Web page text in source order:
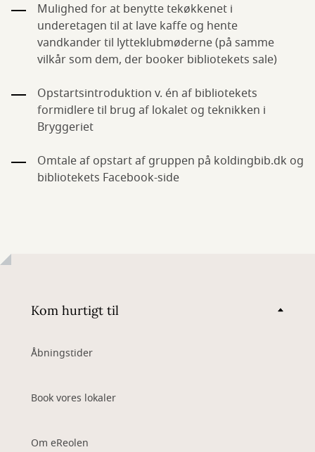
Mulighed for at benytte tekøkkenet i
underetagen til at lave kaffe og hente
vandkander til lytteklubmøderne (på samme
vilkår som dem, der booker bibliotekets sale)
Opstartsintroduktion v. én af bibliotekets
formidlere til brug af lokalet og teknikken i
Bryggeriet
Omtale af opstart af gruppen på koldingbib.dk og
bibliotekets Facebook-side
Kom hurtigt til
Åbningstider
Book vores lokaler
Om eReolen